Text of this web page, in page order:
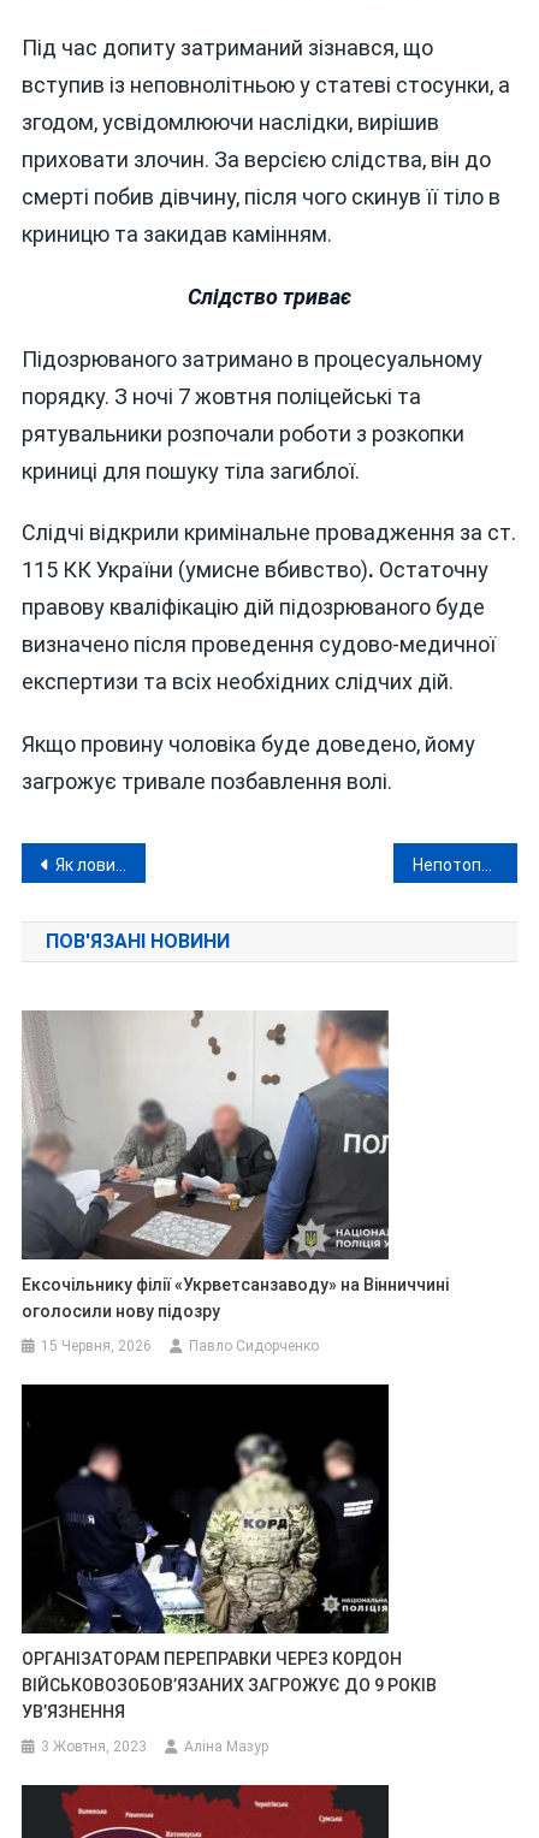
Під час допиту затриманий зізнався, що
вступив із неповнолітньою у статеві стосунки, а
згодом, усвідомлюючи наслідки, вирішив
приховати злочин. За версією слідства, він до
смерті побив дівчину, після чого скинув її тіло в
криницю та закидав камінням.
Слідство триває
Підозрюваного затримано в процесуальному
порядку. З ночі 7 жовтня поліцейські та
рятувальники розпочали роботи з розкопки
криниці для пошуку тіла загиблої.
Слідчі відкрили кримінальне провадження за ст.
115 КК України (умисне вбивство). Остаточну
правову кваліфікацію дій підозрюваного буде
визначено після проведення судово-медичної
експертизи та всіх необхідних слідчих дій.
Якщо провину чоловіка буде доведено, йому
загрожує тривале позбавлення волі.
Навігація
записів
Як ловили серійного викрадача автівок, що навідався до Вінниці, і хто він такий
ПОВ'ЯЗАНІ НОВИНИ
Ексочільнику філії «Укрветсанзаводу» на Вінниччині
оголосили нову підозру
15 Червня, 2026 Павло Сидорченко
ОРГАНІЗАТОРАМ ПЕРЕПРАВКИ ЧЕРЕЗ КОРДОН
ВІЙСЬКОВОЗОБОВ’ЯЗАНИХ ЗАГРОЖУЄ ДО 9 РОКІВ
УВ’ЯЗНЕННЯ
3 Жовтня, 2023 Аліна Мазур